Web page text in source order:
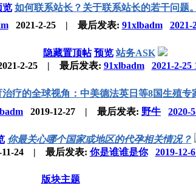
览 如何联系站长？关于联系站长的若干问题。
2021-2-25 | 最后发表: 91xlbadm 2021-
隐藏置顶帖 预览 站务ASK
2-25 | 最后发表: 91xlbadm 2021-2-25
疗的全球视角：中美德法英日等8国生殖专
2019-12-27 | 最后发表: 野牛 2020-
你最关心哪个国家或地区的代孕相关情况？
24 | 最后发表: 你是谁谁是你 2019-12-
版块主题